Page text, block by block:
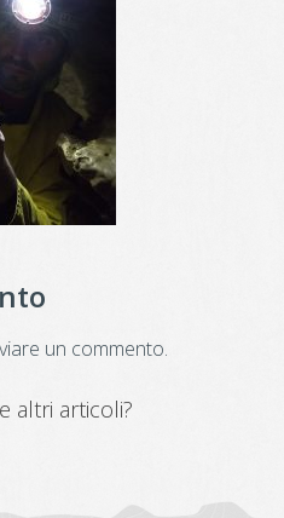
un commento.
altri articoli?